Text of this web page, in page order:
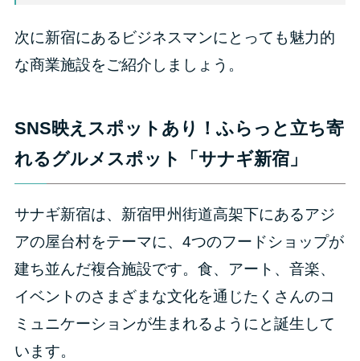
次に新宿にあるビジネスマンにとっても魅力的
な商業施設をご紹介しましょう。
SNS映えスポットあり！ふらっと立ち寄
れるグルメスポット「サナギ新宿」
サナギ新宿は、新宿甲州街道高架下にあるアジ
アの屋台村をテーマに、4つのフードショップが
建ち並んだ複合施設です。食、アート、音楽、
イベントのさまざまな文化を通じたくさんのコ
ミュニケーションが生まれるようにと誕生して
います。